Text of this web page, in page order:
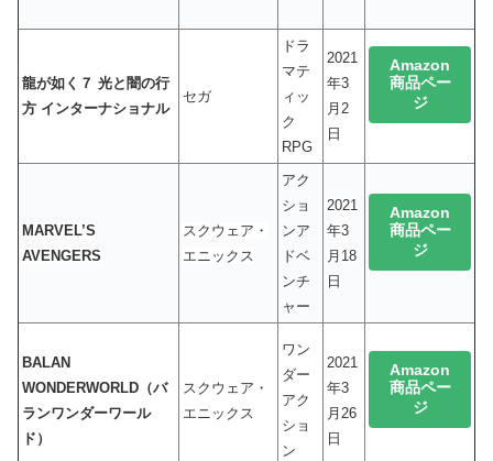
龍が如く７ 光と闇の行
方 インターナショナル
セガ
ドラ
マテ
ィッ
ク
RPG
2021
年3
月2
日
Amazon
商品ペー
ジ
MARVEL’S
AVENGERS
スクウェア・
エニックス
アク
ショ
ンア
ドベ
ンチ
ャー
2021
年3
月18
日
Amazon
商品ペー
ジ
BALAN
WONDERWORLD（バ
ランワンダーワール
ド）
スクウェア・
エニックス
ワン
ダー
アク
ショ
ン
2021
年3
月26
日
Amazon
商品ペー
ジ